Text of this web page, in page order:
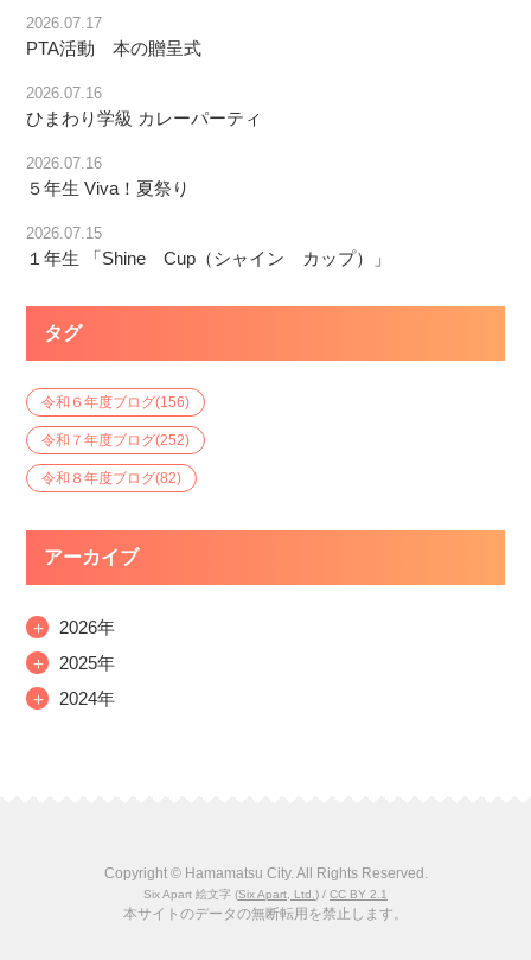
2026.07.17
PTA活動 本の贈呈式
2026.07.16
ひまわり学級 カレーパーティ
2026.07.16
５年生 Viva！夏祭り
2026.07.15
１年生 「Shine Cup（シャイン カップ）」
タグ
令和６年度ブログ(156)
令和７年度ブログ(252)
令和８年度ブログ(82)
アーカイブ
＋
2026年
＋
2025年
＋
2024年
Copyright © Hamamatsu City. All Rights Reserved.
Six Apart 絵文字 (Six Apart, Ltd.) / CC BY 2.1
本サイトのデータの無断転用を禁止します。